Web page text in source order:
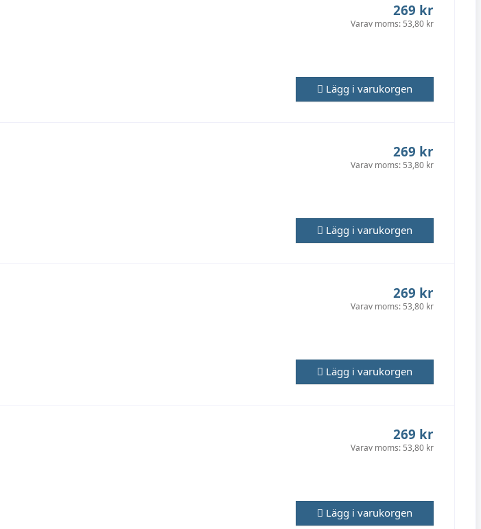
269 kr
Varav moms: 53,80 kr
Lägg i varukorgen
269 kr
Varav moms: 53,80 kr
Lägg i varukorgen
269 kr
Varav moms: 53,80 kr
Lägg i varukorgen
269 kr
Varav moms: 53,80 kr
Lägg i varukorgen